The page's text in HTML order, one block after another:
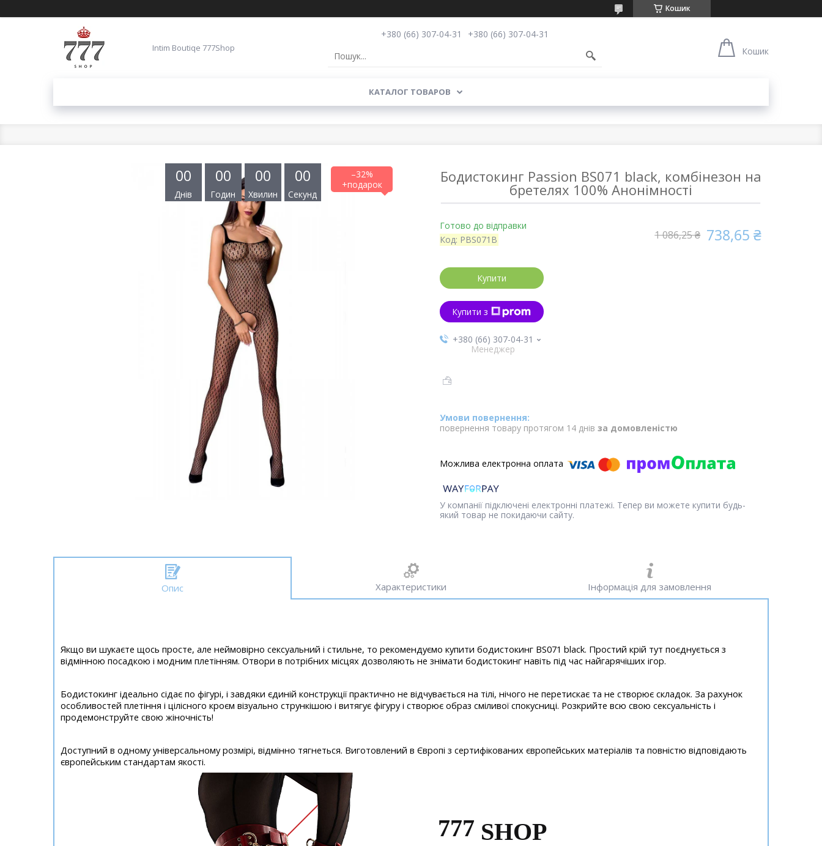
Кошик
Intim Boutiqe 777Shop
+380 (66) 307-04-31
+380 (66) 307-04-31
Кошик
КАТАЛОГ ТОВАРОВ
–32%
00
Днів
00
Годин
00
Хвилин
00
Секунд
Бодистокинг Passion BS071 black, комбінезон на
бретелях 100% Анонімності
Готово до відправки
Код: PBS071B 1 086,25 ₴ 738,65 ₴
Купити
Купити з
+380 (66) 307-04-31
Менеджер
повернення товару протягом 14 днів за домовленістю
У компанії підключені електронні платежі. Тепер ви можете купити будь-
який товар не покидаючи сайту.
Опис Характеристики Інформація для замовлення
Якщо ви шукаєте щось просте, але неймовірно сексуальний і стильне, то рекомендуємо купити бодистокинг BS071 black. Простий крій тут поєднується з
відмінною посадкою і модним плетінням. Отвори в потрібних місцях дозволяють не знімати бодистокинг навіть під час найгарячіших ігор.
Бодистокинг ідеально сідає по фігурі, і завдяки єдиній конструкції практично не відчувається на тілі, нічого не перетискає та не створює складок. За рахунок
особливостей плетіння і цілісного кроєм візуально стрункішою і витягує фігуру і створює образ сміливої спокусниці. Розкрийте всю свою сексуальність і
продемонструйте свою жіночність!
Доступний в одному універсальному розмірі, відмінно тягнеться. Виготовлений в Європі з сертифікованих європейських матеріалів та повністю відповідають
європейським стандартам якості.
777 SHOP